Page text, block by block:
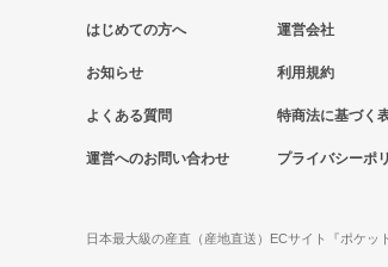
はじめての方へ
お知らせ
よくある質問
運営へのお問い合わせ
運営会社
利用規約
特商法に基づく
プライバシーポ
日本最大級の産直（産地直送）ECサイト『ポケッ